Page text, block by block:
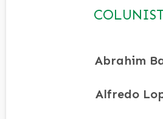
Abrahim
Alfredo